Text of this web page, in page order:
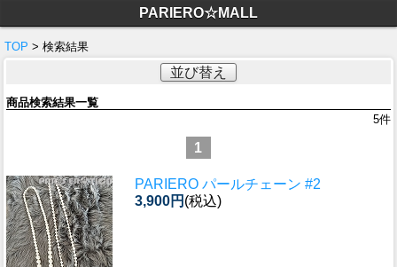
PARIERO☆MALL
TOP > 検索結果
並び替え
商品検索結果一覧
5件
1
PARIERO パールチェーン #2
3,900円 (税込)